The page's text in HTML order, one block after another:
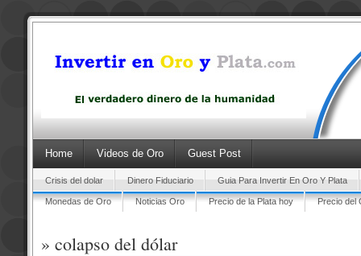
Home Videos de Oro Guest Post
Crisis del dolar Dinero Fiduciario Guia Para Invertir En Oro Y Plata
Monedas de Oro Noticias Oro Precio de la Plata hoy Precio del
» colapso del dólar